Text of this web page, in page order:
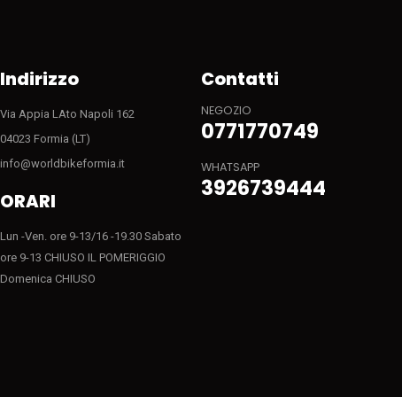
Indirizzo
Via Appia LAto Napoli 162
04023 Formia (LT)
info@worldbikeformia.it
ORARI
Lun -Ven. ore 9-13/16 -19.30 Sabato
ore 9-13 CHIUSO IL POMERIGGIO
Domenica CHIUSO
Contatti
NEGOZIO
0771770749
WHATSAPP
3926739444